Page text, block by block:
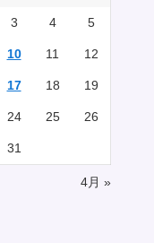
3 4 5
10 11 12
17 18 19
24 25 26
31
4月 »